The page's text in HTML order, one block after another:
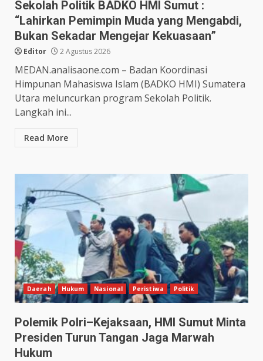
Sekolah Politik BADKO HMI Sumut :
“Lahirkan Pemimpin Muda yang Mengabdi,
Bukan Sekadar Mengejar Kekuasaan”
Editor 2 Agustus 2026
MEDAN.analisaone.com – Badan Koordinasi
Himpunan Mahasiswa Islam (BADKO HMI) Sumatera
Utara meluncurkan program Sekolah Politik.
Langkah ini...
Read More
Daerah Hukum Nasional Peristiwa Politik
Polemik Polri–Kejaksaan, HMI Sumut Minta
Presiden Turun Tangan Jaga Marwah
Hukum